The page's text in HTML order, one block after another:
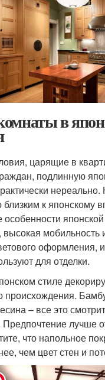
в
царящие в
подлинную
к японскому
мобильность
оформления,
для отделки.
стиле
происхождения.
– все это
Предпочтение лучше
что напольное
чем цвет стен и